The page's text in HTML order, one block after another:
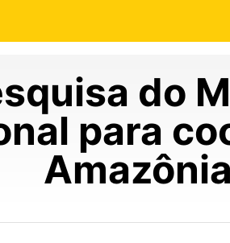
do
para
Amazônia